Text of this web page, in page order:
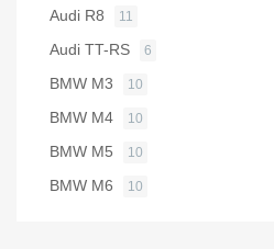
Audi R8 11
Audi TT-RS 6
BMW M3 10
BMW M4 10
BMW M5 10
BMW M6 10